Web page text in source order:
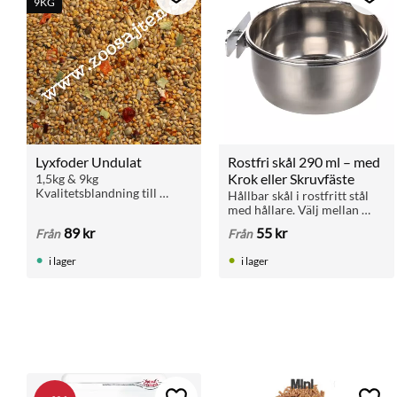
Lyxfoder Undulat
1,5kg & 9kg
Kvalitetsblandning till
ingredienser och "extra
Från 89kr
Lägg till i favoriter
i lager
Rostfri skål 290 ml – med
Krok eller Skruvfäste
Hållbar skål i rostfritt stål
med hållare. Välj mellan
galler. Hygienisk, vattentålig
Från 55 kr
i lager